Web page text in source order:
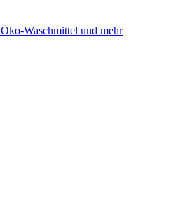
Öko-Waschmittel und mehr